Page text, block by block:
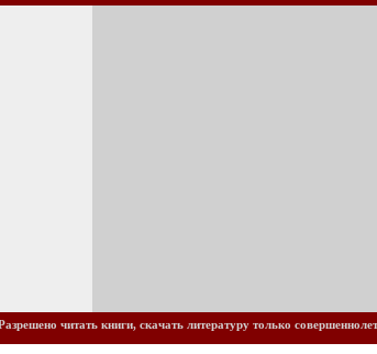
читать книги, скачать литературу только